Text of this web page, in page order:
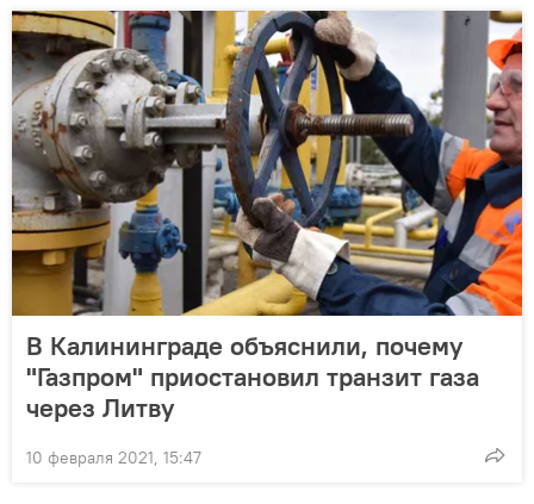
В Калининграде объяснили, почему
"Газпром" приостановил транзит газа
через Литву
10 февраля 2021, 15:47